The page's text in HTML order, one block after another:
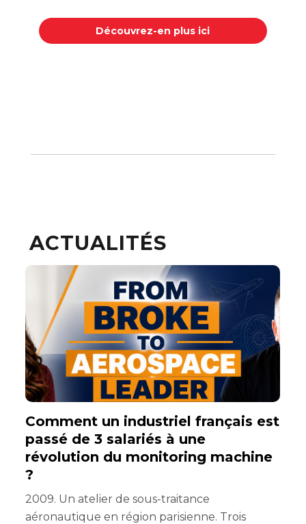
Découvrez-en plus ici
ACTUALITÉS
Comment un industriel français est
passé de 3 salariés à une
révolution du monitoring machine
?
2009. Un atelier de sous-traitance
aéronautique en région parisienne. Trois